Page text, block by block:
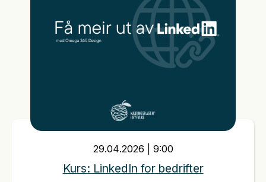
29.04.2026 9:00
Kurs: LinkedIn for bedrifter